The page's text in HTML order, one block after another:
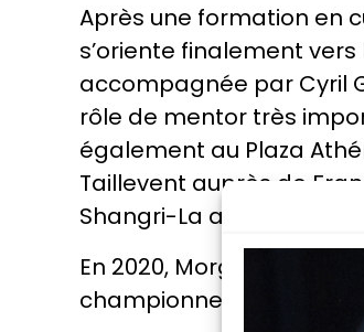
Après une formation en
s’oriente finalement
accompagnée par Cyril
rôle de mentor très
également au Plaza
Taillevent auprès de
Shangri-La auprès de
En 2020, Morgane
championne de France